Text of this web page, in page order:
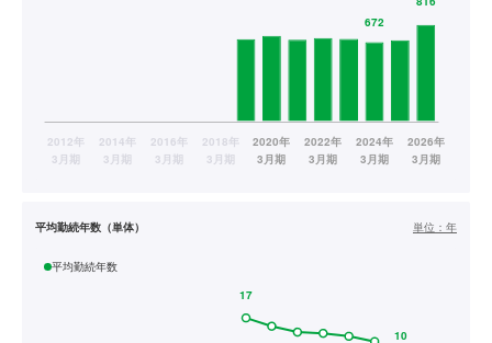
平均勤続年数（単体） 単位： 年
平均勤続年数